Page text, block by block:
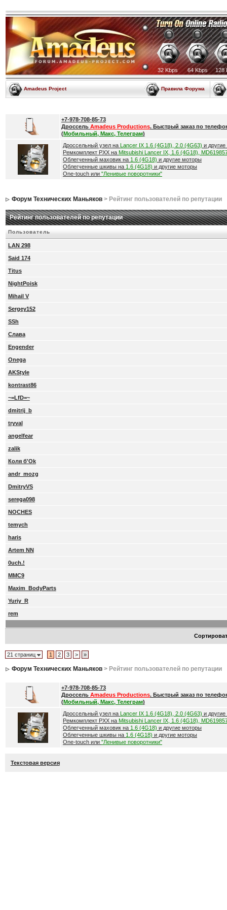
32 Kbps 64 Kbps 128
Amadeus Project Правила Форума
+7-978-708-85-73
Дроссель Amadeus Productions. Быстрый заказ по
(Мобильный, Макс, Телеграм)
Дроссельный узел на Lancer IX 1.6 (4G18), 2.0 (4G63) и
Ремкомплект РХХ на Mitsubishi Lancer IX, 1.6 (4G18),
Облегченный маховик на 1.6 (4G18) и другие моторы
Облегченные шкивы на 1.6 (4G18) и другие моторы
One-touch или "Ленивые поворотники"
Форум Технических Маньяков> Рейтинг пользователей по репутации
Рейтинг пользователей по репутации
Пользователь
LAN 298
Said 174
Titus
NightPoisk
Mihail V
Sergey152
SSh
Слава
Engender
Onega
AKStyle
kontrast86
~=LfD=~
dmitrij_b
tryval
angelfear
zalik
Коля б'Ok
andr_mozg
DmitryVS
serega098
NOCHES
temych
haris
Artem NN
0uch.!
MMC9
Maxim_BodyParts
Yuriy_R
rem
21 страниц 1 2 3 > »
Форум Технических Маньяков> Рейтинг пользователей по репутации
+7-978-708-85-73
Дроссель Amadeus Productions. Быстрый заказ по
(Мобильный, Макс, Телеграм)
Дроссельный узел на Lancer IX 1.6 (4G18), 2.0 (4G63) и
Ремкомплект РХХ на Mitsubishi Lancer IX, 1.6 (4G18),
Облегченный маховик на 1.6 (4G18) и другие моторы
Облегченные шкивы на 1.6 (4G18) и другие моторы
One-touch или "Ленивые поворотники"
Текстовая версия